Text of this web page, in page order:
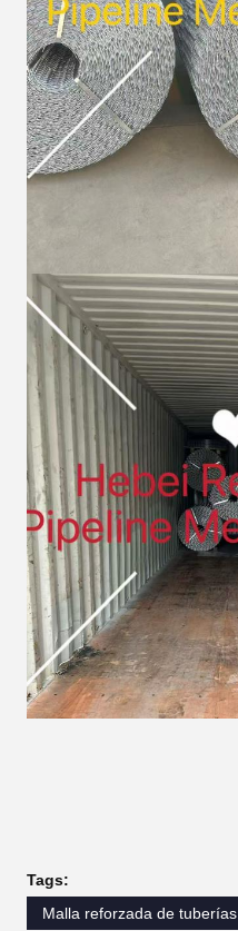
Tags:
Malla reforzada de tuberías